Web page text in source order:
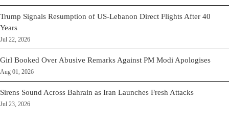
Trump Signals Resumption of US-Lebanon Direct Flights After 40
Years
Jul 22, 2026
Girl Booked Over Abusive Remarks Against PM Modi Apologises
Aug 01, 2026
Sirens Sound Across Bahrain as Iran Launches Fresh Attacks
Jul 23, 2026